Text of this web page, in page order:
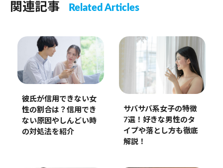
関連記事 Related Articles
彼氏が信用できない女
性の割合は？信用でき
ない原因やしんどい時
の対処法を紹介
サバサバ系女子の特徴
7選！好きな男性のタ
イプや落とし方も徹底
解説！